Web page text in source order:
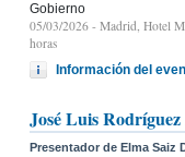
Gobierno
05/03/2026 - Madrid, Hotel
horas
Información del
José Luis
Presentador de Elma Saiz